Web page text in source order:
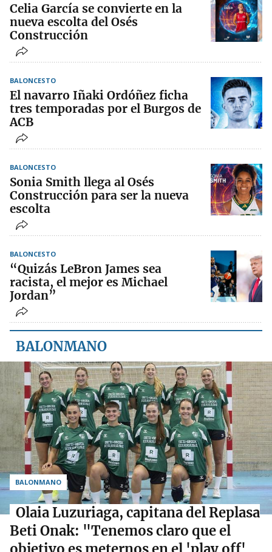
Celia García se convierte en la
nueva escolta del Osés
Construcción
BALONCESTO
El navarro Iñaki Ordóñez ficha
tres temporadas por el Burgos de
ACB
BALONCESTO
Sonia Smith llega al Osés
Construcción para ser la nueva
escolta
BALONCESTO
“Quizás LeBron James sea
racista, el mejor es Michael
Jordan”
BALONMANO
BALONMANO
Olaia Luzuriaga, capitana del Replasa
Beti Onak: "Tenemos claro que el